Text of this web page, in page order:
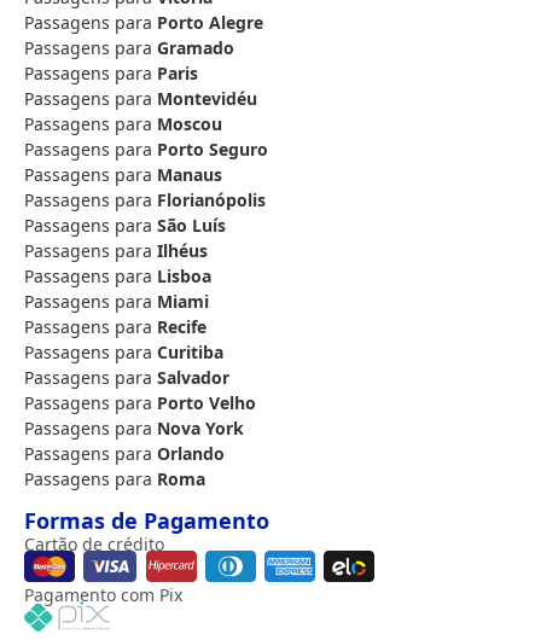
Passagens para Porto Alegre
Passagens para Gramado
Passagens para Paris
Passagens para Montevidéu
Passagens para Moscou
Passagens para Porto Seguro
Passagens para Manaus
Passagens para Florianópolis
Passagens para São Luís
Passagens para Ilhéus
Passagens para Lisboa
Passagens para Miami
Passagens para Recife
Passagens para Curitiba
Passagens para Salvador
Passagens para Porto Velho
Passagens para Nova York
Passagens para Orlando
Passagens para Roma
Formas de Pagamento
Cartão de crédito
Pagamento com Pix